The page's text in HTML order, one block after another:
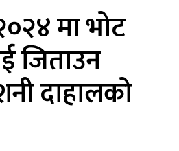
मा भोट
जिताउन
दाहालको